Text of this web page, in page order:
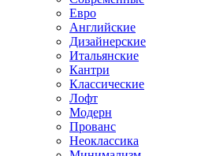
Евро
Английские
Дизайнерские
Итальянские
Кантри
Классические
Лофт
Модерн
Прованс
Неоклассика